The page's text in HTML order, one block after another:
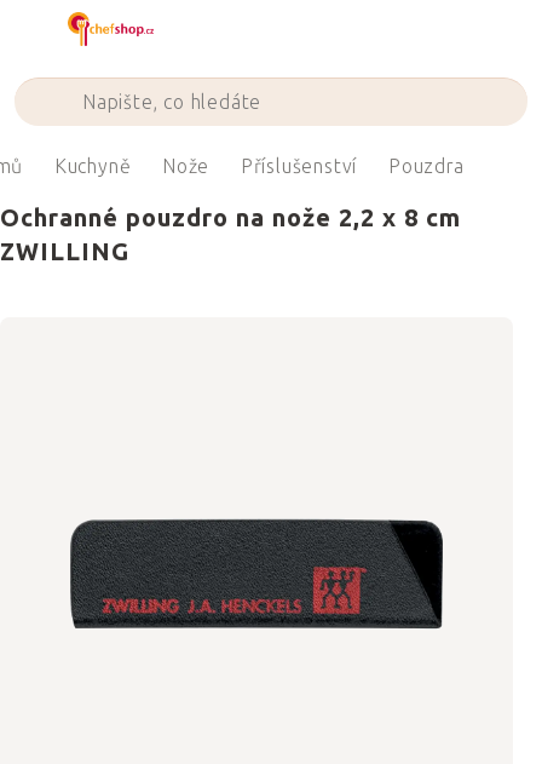
Kuchyně Nože Příslušenství Pouzdra
Ochranné pouzdro na nože 2,2 x 8 cm
ZWILLING